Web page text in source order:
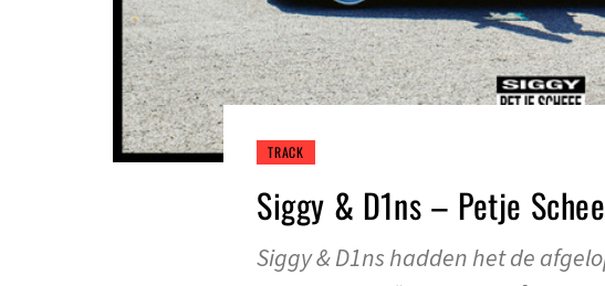
TRACK
Siggy & D1ns – Petje
Siggy & D1ns hadden het de